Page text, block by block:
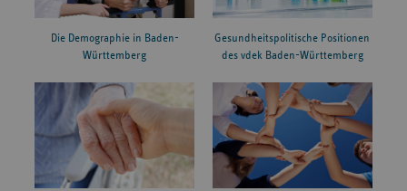
Die Demographie in Baden-
Württemberg
Gesundheitspolitische Positionen
des vdek Baden-Württemberg